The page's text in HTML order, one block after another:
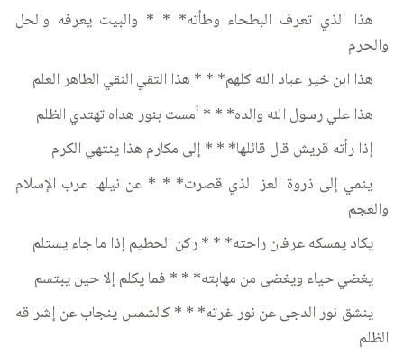
هذا الذي تعرف البطحاء وطأته* * * والبيت يعرفه والحل
والحرم
هذا ابن خير عباد الله كلهم* * * هذا التقي النقي الطاهر العلم
هذا علي رسول الله والده* * * أمست بنور هداه تهتدي الظلم
إذا رأته قريش قال قائلها* * * إلى مكارم هذا ينتهي الكرم
ينمي إلى ذروة العز الذي قصرت* * * عن نيلها عرب الإسلام
والعجم
يكاد يمسكه عرفان راحته* * * ركن الحطيم إذا ما جاء يستلم
يغضي حياء ويغضى من مهابته* * * فما يكلم إلا حين يبتسم
ينشق نور الدجى عن نور غرته* * * كالشمس ينجاب عن إشراقه
الظلم